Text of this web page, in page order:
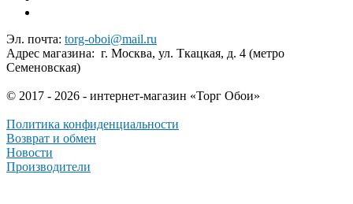
Эл. почта: torg-oboi@mail.ru
Адрес магазина: г. Москва, ул. Ткацкая, д. 4 (метро
Семеновская)
© 2017 - 2026 - интернет-магазин «Торг Обои»
Политика конфиденциальности
Возврат и обмен
Новости
Производители